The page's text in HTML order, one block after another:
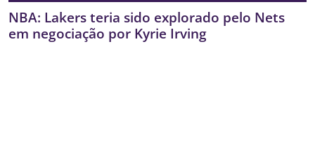
NBA: Lakers teria sido explorado pelo Nets
em negociação por Kyrie Irving